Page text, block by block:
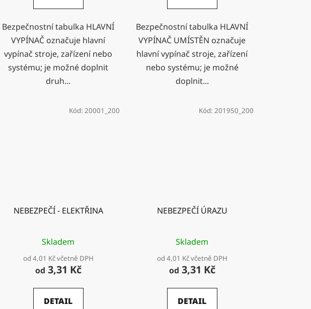
Bezpečnostní tabulka HLAVNÍ
VYPÍNAČ označuje hlavní
vypínač stroje, zařízení nebo
systému; je možné doplnit
druh...
Bezpečnostní tabulka HLAVNÍ
VYPÍNAČ UMÍSTĚN označuje
hlavní vypínač stroje, zařízení
nebo systému; je možné
doplnit...
NEBEZPEČÍ - ELEKTŘINA
Skladem
od 4,01 Kč včetně DPH
od 3,31 Kč
DETAIL
Kód: 20001_200
NEBEZPEČÍ ÚRAZU
Skladem
od 4,01 Kč včetně DPH
od 3,31 Kč
DETAIL
Kód: 201950_200